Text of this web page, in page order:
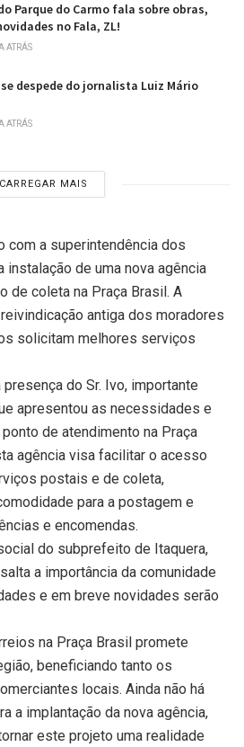
Parque do Carmo fala sobre obras,
no Fala, ZL!
ATRÁS
despede do jornalista Luiz Mário
ATRÁS
CARREGAR MAIS
com a superintendência dos
de uma nova agência
de coleta na Praça Brasil. A
antiga dos moradores
solicitam melhores serviços
do Sr. Ivo, importante
apresentou as necessidades e
de atendimento na Praça
agência visa facilitar o acesso
postais e de coleta,
para a postagem e
e encomendas.
do subprefeito de Itaquera,
a importância da comunidade
e em breve novidades serão
na Praça Brasil promete
beneficiando tanto os
locais. Ainda não há
a implantação da nova agência,
este projeto uma realidade